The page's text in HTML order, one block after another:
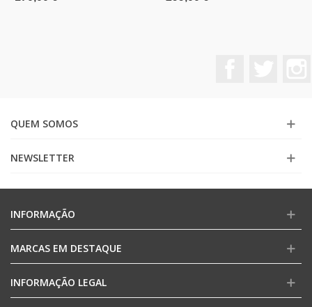
QUEM SOMOS
NEWSLETTER
INFORMAÇÃO
MARCAS EM DESTAQUE
INFORMAÇÃO LEGAL